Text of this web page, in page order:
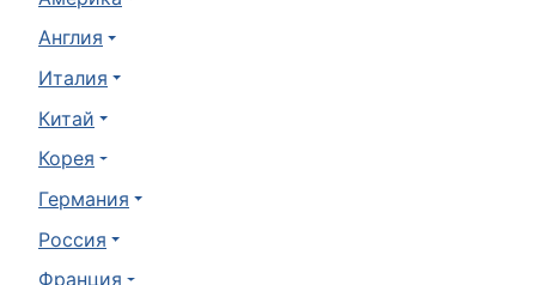
Англия
Италия
Китай
Корея
Германия
Россия
Франция